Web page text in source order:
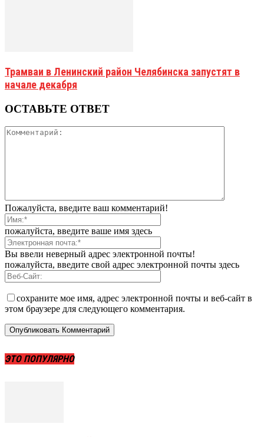
Трамваи в Ленинский район Челябинска запустят в
начале декабря
ОСТАВЬТЕ ОТВЕТ
Пожалуйста, введите ваш комментарий!
пожалуйста, введите ваше имя здесь
Вы ввели неверный адрес электронной почты!
пожалуйста, введите свой адрес электронной почты здесь
сохраните мое имя, адрес электронной почты и веб-сайт в
этом браузере для следующего комментария.
ЭТО ПОПУЛЯРНО